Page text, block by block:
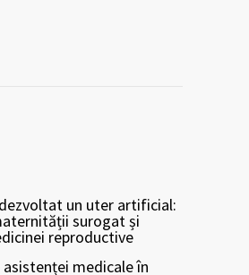
un uter artificial:
surogat și
reproductive
medicale în